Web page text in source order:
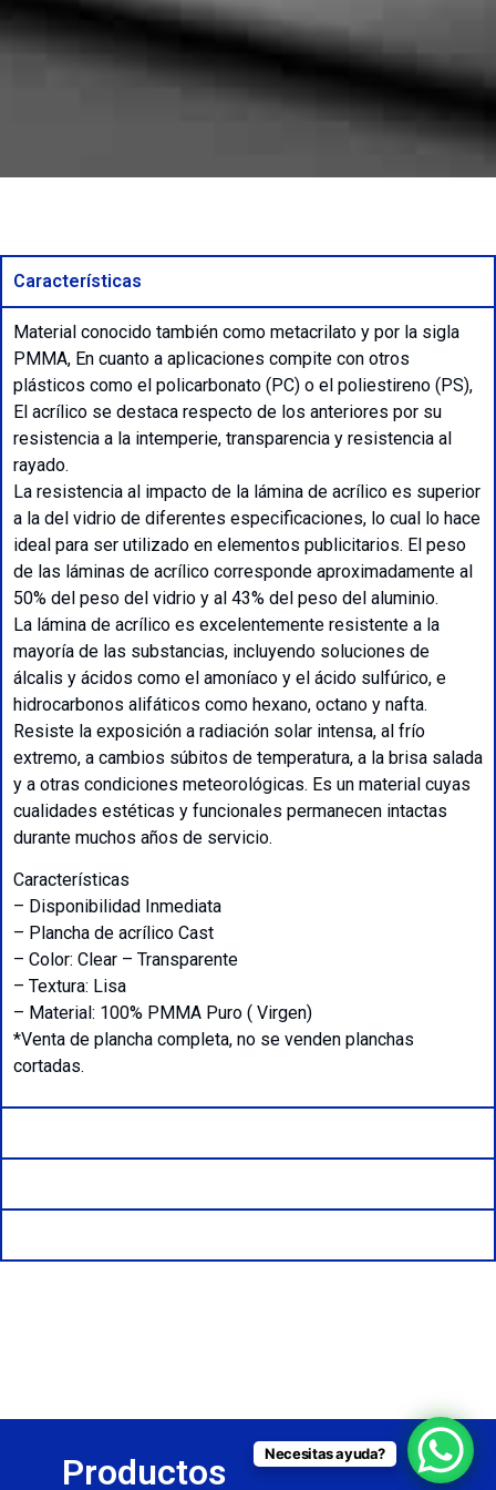
Características
Material conocido también como metacrilato y por la sigla
PMMA, En cuanto a aplicaciones compite con otros
plásticos como el policarbonato (PC) o el poliestireno (PS),
El acrílico se destaca respecto de los anteriores por su
resistencia a la intemperie, transparencia y resistencia al
rayado.
La resistencia al impacto de la lámina de acrílico es superior
a la del vidrio de diferentes especificaciones, lo cual lo hace
ideal para ser utilizado en elementos publicitarios. El peso
de las láminas de acrílico corresponde aproximadamente al
50% del peso del vidrio y al 43% del peso del aluminio.
La lámina de acrílico es excelentemente resistente a la
mayoría de las substancias, incluyendo soluciones de
álcalis y ácidos como el amoníaco y el ácido sulfúrico, e
hidrocarbonos alifáticos como hexano, octano y nafta.
Resiste la exposición a radiación solar intensa, al frío
extremo, a cambios súbitos de temperatura, a la brisa salada
y a otras condiciones meteorológicas. Es un material cuyas
cualidades estéticas y funcionales permanecen intactas
durante muchos años de servicio.
Características
– Disponibilidad Inmediata
– Plancha de acrílico Cast
– Color: Clear – Transparente
– Textura: Lisa
– Material: 100% PMMA Puro ( Virgen)
*Venta de plancha completa, no se venden planchas
cortadas.
Productos
Necesitas ayuda?